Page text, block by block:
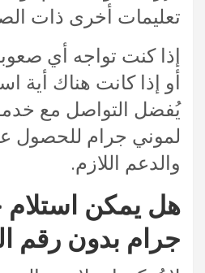
تعليمات أخرى ذات
إذا كنت تواجه أي
أو إذا كانت هناك أية
يُفضل التواصل مع خدمة
لموني جرام للحصول
والدعم اللازم.
هل يمكن استلام
جرام بدون رقم